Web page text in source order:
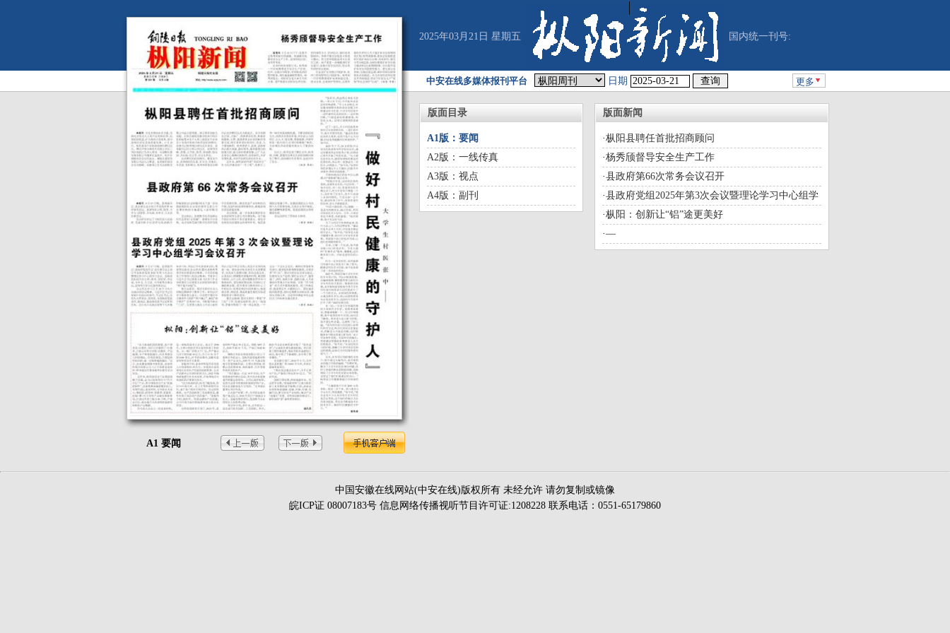
A1 要闻
2025年03月21日 星期五 国内统一刊号:
中安在线多媒体报刊平台 日期 更多
版面目录
A1版：要闻
A2版：一线传真
A3版：视点
A4版：副刊
版面新闻
·枞阳县聘任首批招商顾问
·杨秀颀督导安全生产工作
·县政府第66次常务会议召开
·县政府党组2025年第3次会议暨理论学习中心组学
习会议召开
·枞阳：创新让“铝”途更美好
·—
中国安徽在线网站(中安在线)版权所有 未经允许 请勿复制或镜像
皖ICP证 08007183号 信息网络传播视听节目许可证:1208228 联系电话：0551-65179860